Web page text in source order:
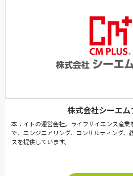
株式会社シーエム
本サイトの運営会社。ライフサイエンス産
で、エンジニアリング、コンサルティング、
スを提供しています。